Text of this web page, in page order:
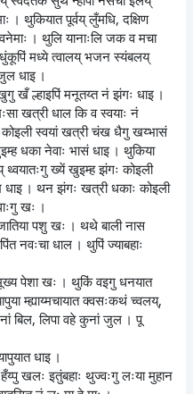
। थुकियात पूर्वय् लुँमधि, दक्षिण
। थुलि यानाःलि जक व मचा
मध्ये त्वालय् भजन स्यंबलय्
धाइ ।
खँ ल्हाइपिं मनूतय्त नं झंगः धाइ ।
खत्री धाल कि व स्वयाः नं
स्वयां खत्री चंख धैगु खय्भासं
धका नेवाः भासं धाइ । थुकिया
ख्यें खुइम्ह झंगः कोइली
धाइ । थन झंगः खत्री धकाः कोइली
खः ।
पशु खः । थथे बाली नास
नवःचा धाल । थुपिं ज्याबहाः
पेशा खः । थुकिं वइगु धनयात
म्ह्याय्मचायात क्वसःकथं च्वलय्,
बिल, लिपा वहे कुनां जुल । पू
धाइ ।
खलः इतुंबहाः थुज्वःगु लःया मुहान